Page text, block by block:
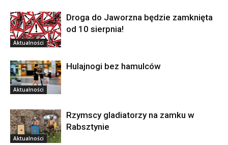
Aktualności
Droga do Jaworzna będzie zamknięta
od 10 sierpnia!
Aktualności
Hulajnogi bez hamulców
Aktualności
Rzymscy gladiatorzy na zamku w
Rabsztynie